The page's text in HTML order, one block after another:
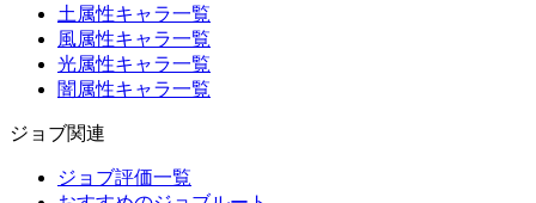
土属性キャラ一覧
風属性キャラ一覧
光属性キャラ一覧
闇属性キャラ一覧
ジョブ関連
ジョブ評価一覧